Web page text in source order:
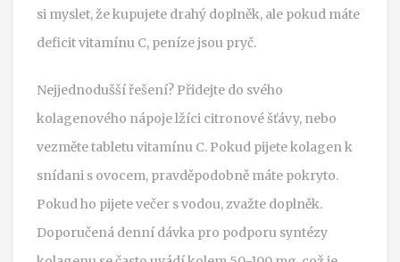
si myslet, že kupujete drahý doplněk, ale pokud máte
deficit vitamínu C, peníze jsou pryč.
Nejjednodušší řešení? Přidejte do svého
kolagenového nápoje lžíci citronové šťávy, nebo
vezměte tabletu vitamínu C. Pokud pijete kolagen k
snídani s ovocem, pravděpodobně máte pokryto.
Pokud ho pijete večer s vodou, zvažte doplněk.
Doporučená denní dávka pro podporu syntézy